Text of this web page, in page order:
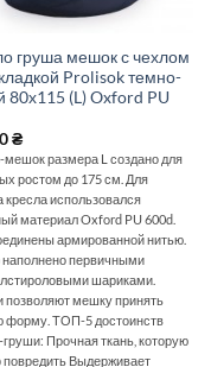
груша мешок с чехлом
Prolisok темно-
80х115 (L) Oxford PU
₴
мешок размера L создано для
ростом до 175 см. Для
кресла использовался
материал Oxford PU 600d.
армированной нитью.
наполнено первичными
шариками.
позволяют мешку принять
форму. ТОП-5 достоинств
груши: Прочная ткань, которую
повредить Выдерживает